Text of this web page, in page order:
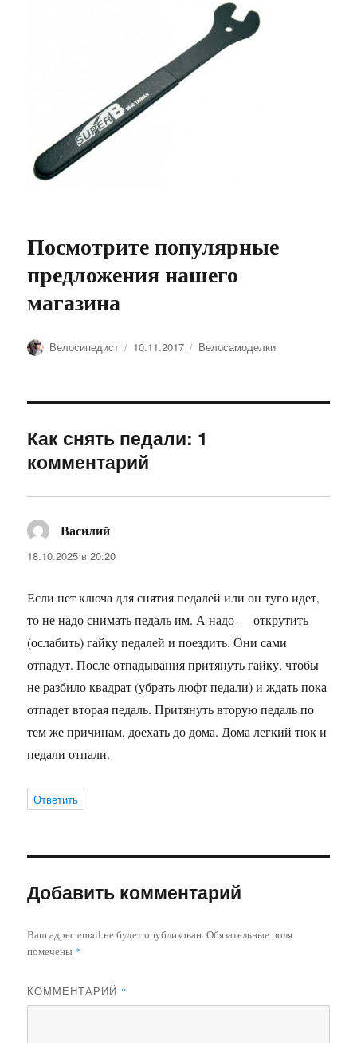
Посмотрите популярные
предложения нашего
магазина
Автор
Велосипедист Опубликовано
10.11.2017 Рубрики
Велосамоделки
Как снять педали: 1
комментарий
Василий
18.10.2025 в 20:20
Если нет ключа для снятия педалей или он туго идет,
то не надо снимать педаль им. А надо — открутить
(ослабить) гайку педалей и поездить. Они сами
отпадут. После отпадывания притянуть гайку, чтобы
не разбило квадрат (убрать люфт педали) и ждать пока
отпадет вторая педаль. Притянуть вторую педаль по
тем же причинам, доехать до дома. Дома легкий тюк и
педали отпали.
Ответить
Добавить комментарий
Ваш адрес email не будет опубликован.Обязательные поля
помечены *
КОММЕНТАРИЙ *